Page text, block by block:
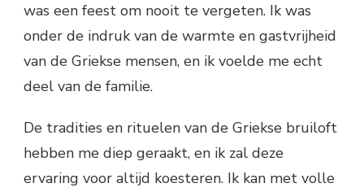
was een feest om nooit te vergeten. Ik was
onder de indruk van de warmte en gastvrijheid
van de Griekse mensen, en ik voelde me echt
deel van de familie.
De tradities en rituelen van de Griekse bruiloft
hebben me diep geraakt, en ik zal deze
ervaring voor altijd koesteren. Ik kan met volle